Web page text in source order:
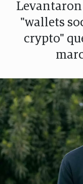
Levantaron
"wallets
crypto"